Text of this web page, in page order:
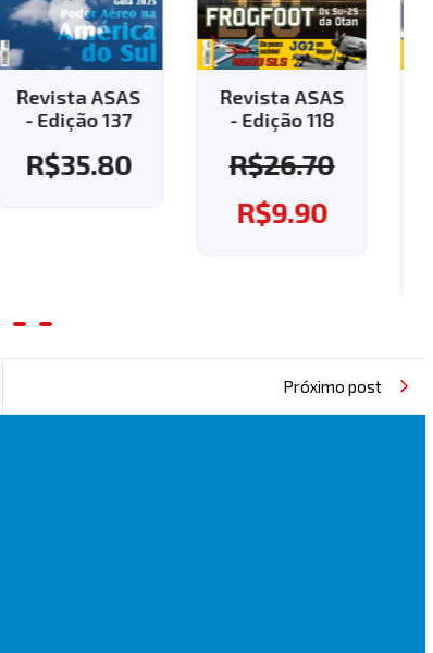
Revista ASAS
- Edição 118
R$26.70
Revista ASAS
- Edição 143 -
cupom "143" e
grátis!
Próximo post